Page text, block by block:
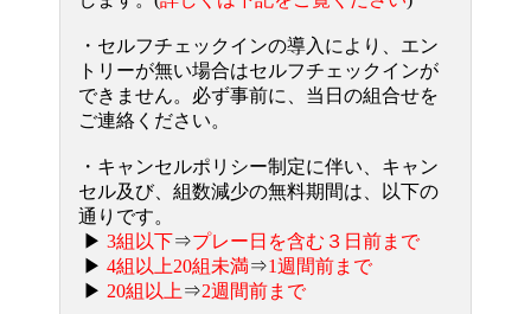
・セルフチェックインの導入により、エン
トリーが無い場合はセルフチェックインが
できません。必ず事前に、当日の組合せを
ご連絡ください。
・キャンセルポリシー制定に伴い、キャン
セル及び、組数減少の無料期間は、以下の
通りです。
▶ 3組以下⇒プレー日を含む３日前まで
▶ 4組以上20組未満⇒1週間前まで
▶ 20組以上 ⇒2週間前まで